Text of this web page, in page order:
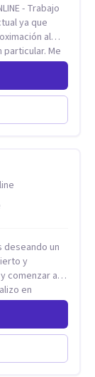
- Trabajo
ya que
al
Me
los que una
y
trastornos
y procesos
deseando un
y
comenzar a
Parejas con
la Crianza,
más de 12